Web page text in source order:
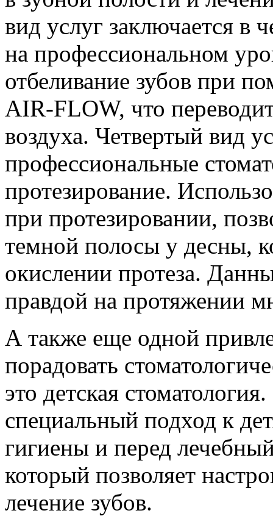
вид услуг заключается в
на профессиональном
отбеливание зубов при
AIR-FLOW, что
воздуха. Четвертый вид
профессиональные
протезирование.
при протезировании,
темной полосы у десны,
окислении протеза.
правдой на протяжении
А также еще одной
порадовать
это детская
специальный подход к
гигиены и перед
который позволяет
лечение зубов.